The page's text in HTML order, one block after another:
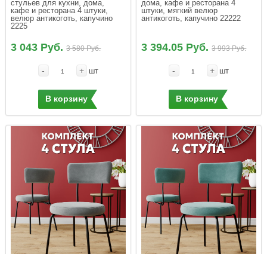
стульев для кухни, дома,
кафе и ресторана 4 штуки,
велюр антикоготь, капучино
2225
3 043 Руб.3 580 Руб.
- + шт
В корзину
дома, кафе и ресторана 4
штуки, мягкий велюр
антикоготь, капучино 22222
3 394.05 Руб.3 993 Руб.
- + шт
В корзину